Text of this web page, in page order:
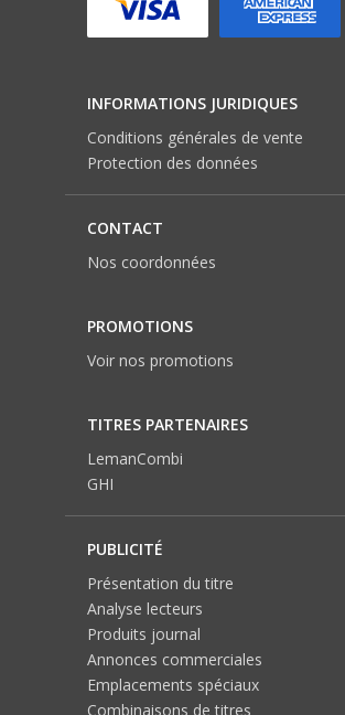
INFORMATIONS JURIDIQUES
Conditions générales de vente
Protection des données
CONTACT
Nos coordonnées
PROMOTIONS
Voir nos promotions
TITRES PARTENAIRES
LemanCombi
GHI
PUBLICITÉ
Présentation du titre
Analyse lecteurs
Produits journal
Annonces commerciales
Emplacements spéciaux
Combinaisons de titres